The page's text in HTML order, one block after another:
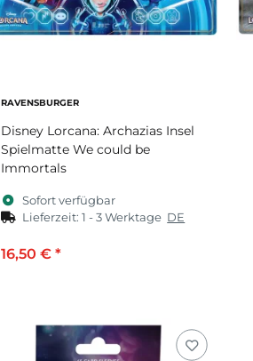
RAVENSBURGER
Disney Lorcana: Archazias Insel
Spielmatte We could be
Immortals
Sofort verfügbar
Lieferzeit:1 - 3 Werktage DE
16,50 € *